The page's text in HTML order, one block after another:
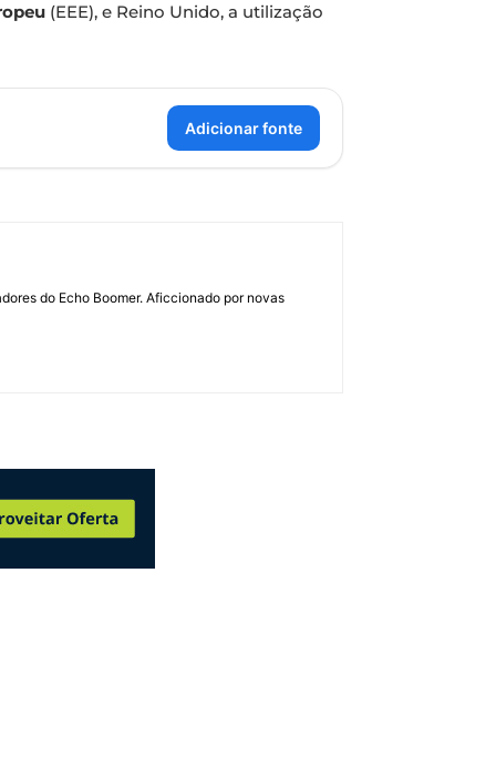
(EEE), e Reino Unido, a utilização
Adicionar fonte
do Echo Boomer. Aficcionado por novas